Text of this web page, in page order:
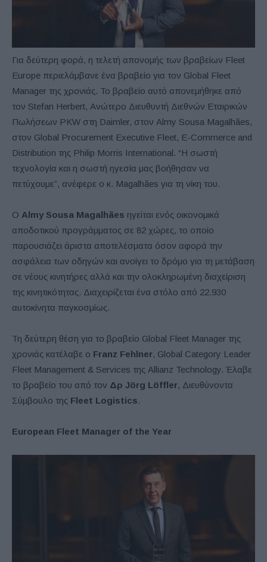
Για δεύτερη φορά, η τελετή απονομής των βραβείων Fleet
Europe περιελάμβανε ένα βραβείο για τον Global Fleet
Manager της χρονιάς. Το βραβείο αυτό απονεμήθηκε από
τον Stefan Herbert, Ανώτερο Διευθυντή Διεθνών Εταιρικών
Πωλήσεων PKW στη Daimler, στον Almy Sousa Magalhães,
στον Global Procurement Executive Fleet, E-Commerce and
Distribution της Philip Morris International. “Η σωστή
τεχνολογία και η σωστή ηγεσία μας βοήθησαν να
πετύχουμε”, ανέφερε ο κ. Magalhães για τη νίκη του.
Ο Almy Sousa Magalhães ηγείται ενός οικονομικά
αποδοτικού προγράμματος σε 82 χώρες, το οποίο
παρουσιάζει άριστα αποτελέσματα όσον αφορά την
ασφάλεια των οδηγών και ανοίγει το δρόμο για τη μετάβαση
σε νέους κινητήρες αλλά και την ολοκληρωμένη διαχείριση
της κινητικότητας. Διαχειρίζεται ένα στόλο από 22.930
αυτοκίνητα παγκοσμίως.
Τη δεύτερη θέση για το βραβείο Global Fleet Manager της
χρονιάς κατέλαβε ο Franz Fehlner, Global Category Leader
Fleet Management & Services της Allianz Technology. Έλαβε
το βραβείο του από τον Δρ Jörg Löffler, Διευθύνοντα
Σύμβουλο της Fleet Logistics.
European Fleet Manager of the Year